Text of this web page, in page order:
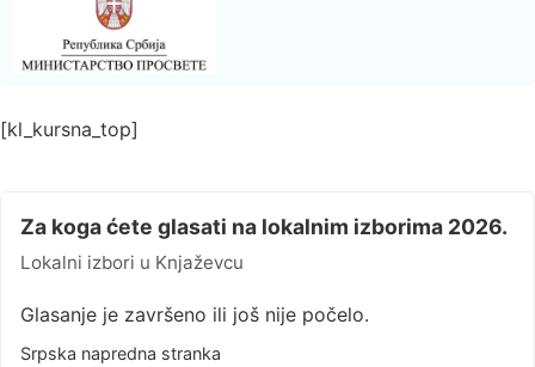
[kl_kursna_top]
Za koga ćete glasati na lokalnim izborima 2026.
Lokalni izbori u Knjaževcu
Glasanje je završeno ili još nije počelo.
Srpska napredna stranka